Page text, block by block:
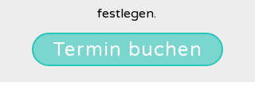
festlegen.
Termin buchen